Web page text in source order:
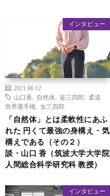
インタビュー
2021.06.12
山口香
自然体 姿三四郎
柔道
世界選手権
女三四郎
「自然体」とは柔軟性にあふ
れた 円くて最強の身構え・気
構えである（その２）
談・山口 香（筑波大学大学院
人間総合科学研究科 教授）
インタビュー